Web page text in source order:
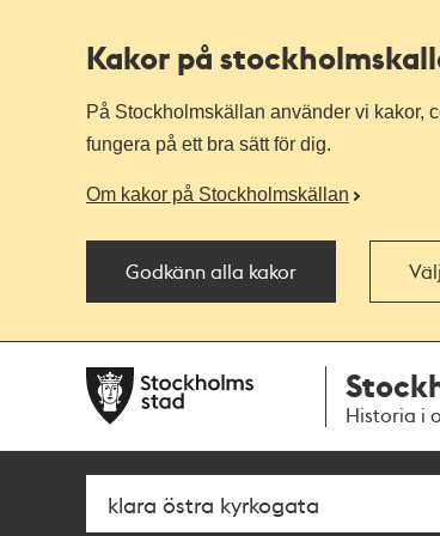
Kakor på
På Stockholmskällan använder vi kakor,
fungera på ett bra sätt för dig.
Om kakor på Stockholmskällan
Godkänn alla kakor
navigationen
huvudinnehållet
Historia i
Sök